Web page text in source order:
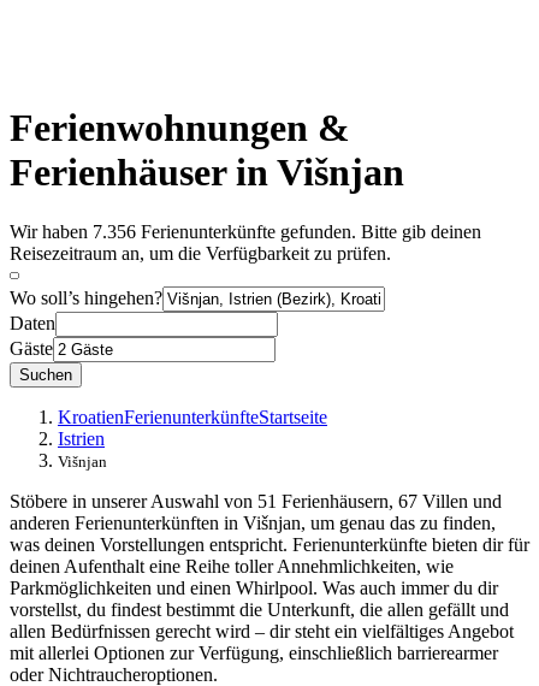
Ferienwohnungen &
Ferienhäuser in Višnjan
Wir haben 7.356 Ferienunterkünfte gefunden. Bitte gib deinen
Reisezeitraum an, um die Verfügbarkeit zu prüfen.
Wo soll’s hingehen?
Daten
Gäste
Suchen
KroatienFerienunterkünfteStartseite
Istrien
Višnjan
Stöbere in unserer Auswahl von 51 Ferienhäusern, 67 Villen und
anderen Ferienunterkünften in Višnjan, um genau das zu finden,
was deinen Vorstellungen entspricht. Ferienunterkünfte bieten dir für
deinen Aufenthalt eine Reihe toller Annehmlichkeiten, wie
Parkmöglichkeiten und einen Whirlpool. Was auch immer du dir
vorstellst, du findest bestimmt die Unterkunft, die allen gefällt und
allen Bedürfnissen gerecht wird – dir steht ein vielfältiges Angebot
mit allerlei Optionen zur Verfügung, einschließlich barrierearmer
oder Nichtraucheroptionen.